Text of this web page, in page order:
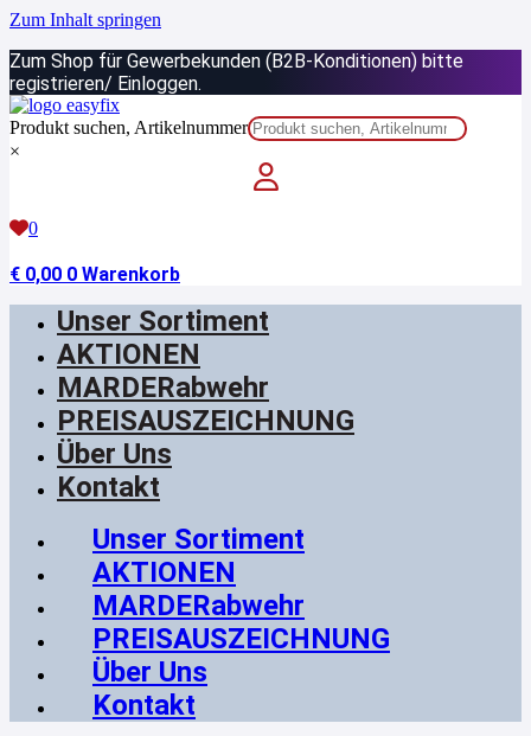
Zum Inhalt springen
Zum Shop für Gewerbekunden (B2B-Konditionen) bitte
registrieren/ Einloggen.
Produkt suchen, Artikelnummer
×
0
€ 0,00 0 Warenkorb
Unser Sortiment
AKTIONEN
MARDERabwehr
PREISAUSZEICHNUNG
Über Uns
Kontakt
Unser Sortiment
AKTIONEN
MARDERabwehr
PREISAUSZEICHNUNG
Über Uns
Kontakt